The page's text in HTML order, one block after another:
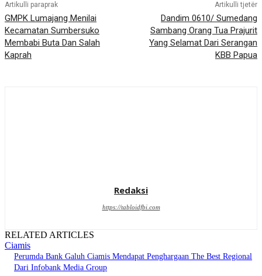
Artikulli paraprak
GMPK Lumajang Menilai
Kecamatan Sumbersuko
Membabi Buta Dan Salah
Kaprah
Artikulli tjetër
Dandim 0610/ Sumedang
Sambang Orang Tua Prajurit
Yang Selamat Dari Serangan
KBB Papua
Redaksi
https://tabloidfbi.com
RELATED ARTICLES
Ciamis
Perumda Bank Galuh Ciamis Mendapat Penghargaan The Best Regional
Dari Infobank Media Group